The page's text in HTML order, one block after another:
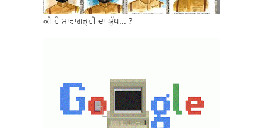
ਕੀ ਹੈ ਸਾਰਾਗੜ੍ਹੀ ਦਾ ਯੁੱਧ... ?